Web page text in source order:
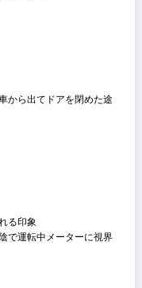
備えている
問題